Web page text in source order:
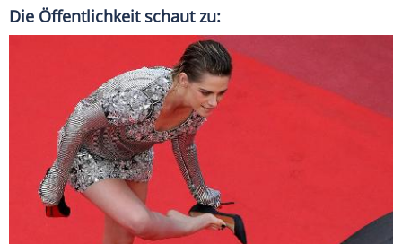
Die Öffentlichkeit schaut zu: